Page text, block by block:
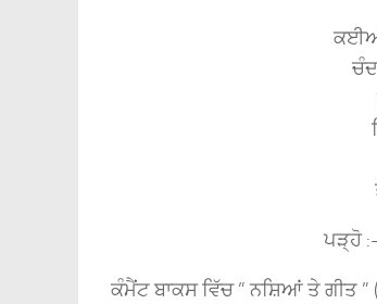
ਕਈਆਂ
ਪੜ੍ਹੋ :-
ਕੰਮੈਂਟ ਬਾਕਸ ਵਿੱਚ ” ਨਸ਼ਿਆਂ ਤੇ ਗੀਤ ” (